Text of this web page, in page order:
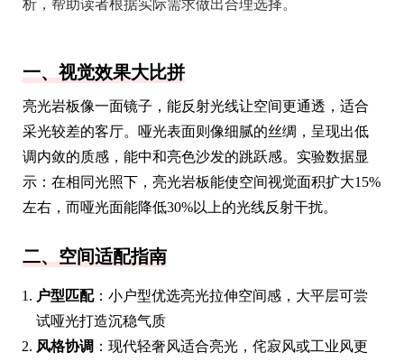
析，帮助读者根据实际需求做出合理选择。
一、视觉效果大比拼
亮光岩板像一面镜子，能反射光线让空间更通透，适合
采光较差的客厅。哑光表面则像细腻的丝绸，呈现出低
调内敛的质感，能中和亮色沙发的跳跃感。实验数据显
示：在相同光照下，亮光岩板能使空间视觉面积扩大15%
左右，而哑光面能降低30%以上的光线反射干扰。
二、空间适配指南
户型匹配：小户型优选亮光拉伸空间感，大平层可尝
试哑光打造沉稳气质
风格协调 ：现代轻奢风适合亮光，侘寂风或工业风更